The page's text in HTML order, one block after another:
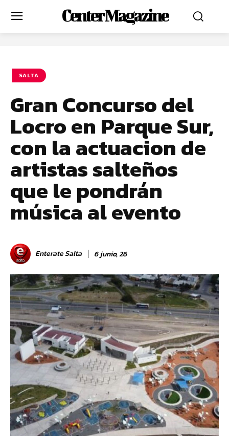
Center Magazine
SALTA
Gran Concurso del
Locro en Parque Sur,
con la actuacion de
artistas salteños
que le pondrán
música al evento
Enterate Salta 6 junio, 26